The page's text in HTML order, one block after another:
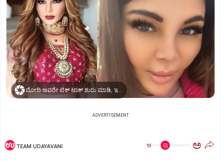
ADVERTISEMENT
TEAM UDAYAVANI ಅ ಅ